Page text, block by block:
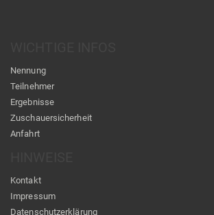
Nennung
Teilnehmer
Ergebnisse
Zuschauersicherheit
Anfahrt
Kontakt
Impressum
Datenschutzerklärung